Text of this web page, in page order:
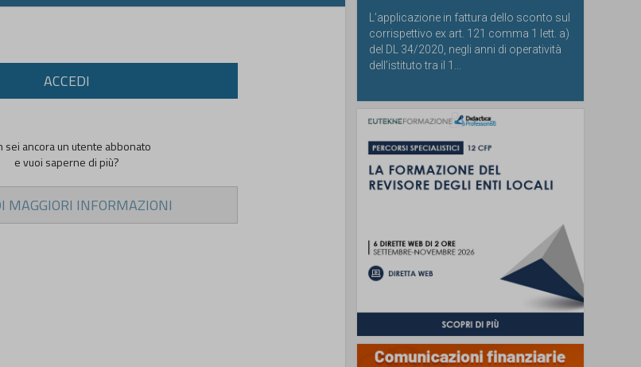
ACCEDI
sei ancora un utente abbonato
e vuoi saperne di più?
MAGGIORI INFORMAZIONI
L’applicazione in fattura dello sconto sul
corrispettivo ex art. 121 comma 1 lett. a)
del DL 34/2020, negli anni di operatività
dell’istituto tra il 1...